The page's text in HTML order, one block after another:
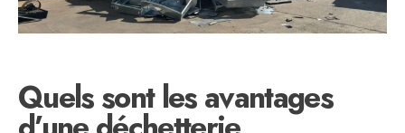
Quels sont les avantages